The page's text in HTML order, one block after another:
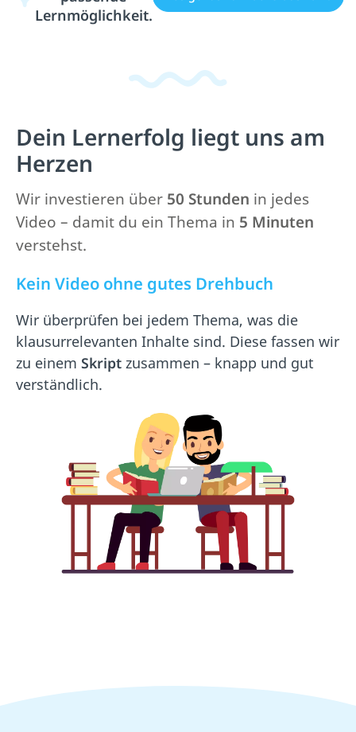
Lernmöglichkeit.
Dein Lernerfolg liegt uns am
Herzen
Wir investieren über 50 Stunden in jedes
Video – damit du ein Thema in 5 Minuten
verstehst.
Kein Video ohne gutes Drehbuch
Wir überprüfen bei jedem Thema, was die
klausurrelevanten Inhalte sind. Diese fassen wir
zu einem Skript zusammen – knapp und gut
verständlich.